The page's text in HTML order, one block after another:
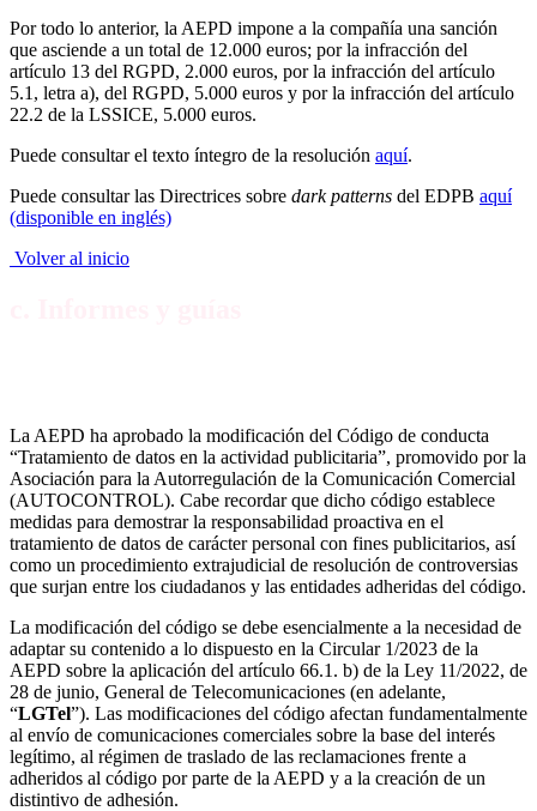
Por todo lo anterior, la AEPD impone a la compañía una sanción
que asciende a un total de 12.000 euros; por la infracción del
artículo 13 del RGPD, 2.000 euros, por la infracción del artículo
5.1, letra a), del RGPD, 5.000 euros y por la infracción del artículo
22.2 de la LSSICE, 5.000 euros.
Puede consultar el texto íntegro de la resolución aquí.
Puede consultar las Directrices sobre dark patterns del EDPB aquí
(disponible en inglés)
Volver al inicio
La AEPD ha aprobado la modificación del Código de conducta
“Tratamiento de datos en la actividad publicitaria”, promovido por la
Asociación para la Autorregulación de la Comunicación Comercial
(AUTOCONTROL). Cabe recordar que dicho código establece
medidas para demostrar la responsabilidad proactiva en el
tratamiento de datos de carácter personal con fines publicitarios, así
como un procedimiento extrajudicial de resolución de controversias
que surjan entre los ciudadanos y las entidades adheridas del código.
La modificación del código se debe esencialmente a la necesidad de
adaptar su contenido a lo dispuesto en la Circular 1/2023 de la
AEPD sobre la aplicación del artículo 66.1. b) de la Ley 11/2022, de
28 de junio, General de Telecomunicaciones (en adelante,
“LGTel”). Las modificaciones del código afectan fundamentalmente
al envío de comunicaciones comerciales sobre la base del interés
legítimo, al régimen de traslado de las reclamaciones frente a
adheridos al código por parte de la AEPD y a la creación de un
distintivo de adhesión.